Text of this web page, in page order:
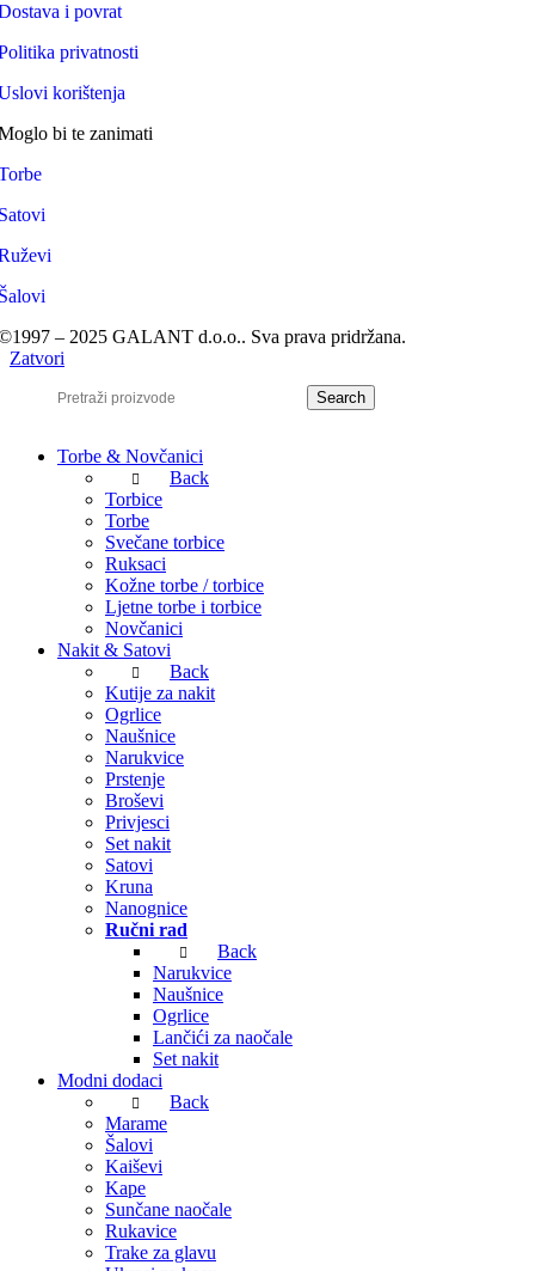
i povrat
privatnosti
korištenja
bi te zanimati
– 2025 GALANT d.o.o.. Sva prava pridržana.
Zatvori
Search
Torbe & Novčanici
Back
Torbice
Torbe
Svečane torbice
Ruksaci
Kožne torbe / torbice
Ljetne torbe i torbice
Novčanici
Nakit & Satovi
Back
Kutije za nakit
Ogrlice
Naušnice
Narukvice
Prstenje
Broševi
Privjesci
Set nakit
Satovi
Kruna
Nanognice
Ručni rad
Back
Narukvice
Naušnice
Ogrlice
Lančići za naočale
Set nakit
Modni dodaci
Back
Marame
Šalovi
Kaiševi
Kape
Sunčane naočale
Rukavice
Trake za glavu